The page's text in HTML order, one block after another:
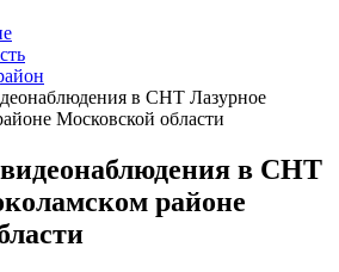
в СНТ Лазурное
Московской области
в СНТ
районе